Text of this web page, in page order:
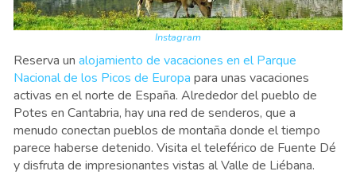
Instagram
Reserva un alojamiento de vacaciones en el Parque
Nacional de los Picos de Europa para unas vacaciones
activas en el norte de España. Alrededor del pueblo de
Potes en Cantabria, hay una red de senderos, que a
menudo conectan pueblos de montaña donde el tiempo
parece haberse detenido. Visita el teleférico de Fuente Dé
y disfruta de impresionantes vistas al Valle de Liébana.